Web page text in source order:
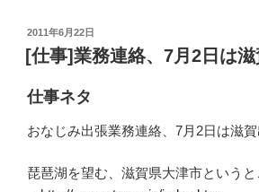
投
稿
日:
2011年6月22日
[仕事]業務連絡、7月2日は
仕事ネタ
おなじみ出張業務連絡、7月2日は滋賀
琵琶湖を望む、滋賀県大津市という